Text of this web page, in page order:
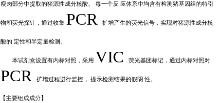
瘦肉部分中提取的猪源性成分核酸。 每一个反 应体系中均含有检测猪基因组的特引
物和荧光探针，通过收集 PCR 扩增产生的荧光信号，实现对猪源性成分核
酸的 定性和半定量检测。
本试剂盒设置有内标对照，采用 VIC 荧光基团标记，通过内标对照对
PCR 扩增过程进行监控， 提示检测结果的假阴 性。
【主要组 成成分】